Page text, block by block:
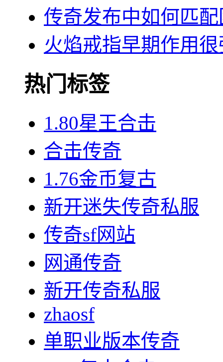
传奇发布中如何匹
火焰戒指早期作用
热门标签
1.80星王合击
合击传奇
1.76金币复古
新开迷失传奇私服
传奇sf网站
网通传奇
新开传奇私服
zhaosf
单职业版本传奇